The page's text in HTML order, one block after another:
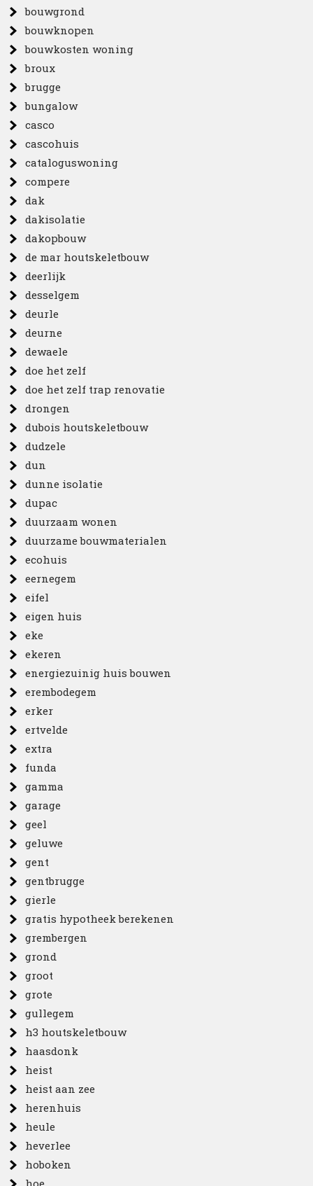
bouwgrond
bouwknopen
bouwkosten woning
broux
brugge
bungalow
casco
cascohuis
cataloguswoning
compere
dak
dakisolatie
dakopbouw
de mar houtskeletbouw
deerlijk
desselgem
deurle
deurne
dewaele
doe het zelf
doe het zelf trap renovatie
drongen
dubois houtskeletbouw
dudzele
dun
dunne isolatie
dupac
duurzaam wonen
duurzame bouwmaterialen
ecohuis
eernegem
eifel
eigen huis
eke
ekeren
energiezuinig huis bouwen
erembodegem
erker
ertvelde
extra
funda
gamma
garage
geel
geluwe
gent
gentbrugge
gierle
gratis hypotheek berekenen
grembergen
grond
groot
grote
gullegem
h3 houtskeletbouw
haasdonk
heist
heist aan zee
herenhuis
heule
heverlee
hoboken
hoe